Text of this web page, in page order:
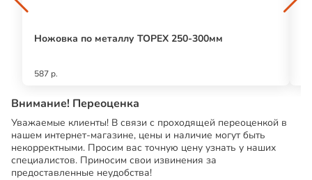
Ножовка по металлу TOPEX 250-300мм
587 р.
Внимание! Переоценка
Уважаемые клиенты! В связи с проходящей переоценкой в
нашем интернет-магазине, цены и наличие могут быть
некорректными. Просим вас точную цену узнать у наших
специалистов. Приносим свои извинения за
предоставленные неудобства!